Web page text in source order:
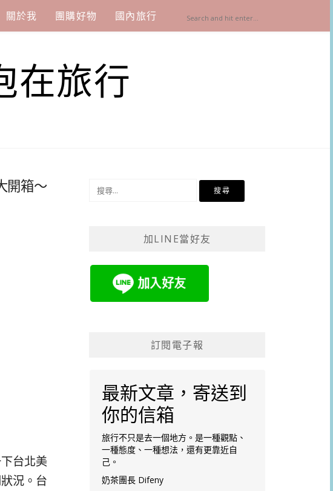
關於我 團購好物 國內旅行
在旅行
開箱～
台北美
況。台
加LINE當好友
訂閱電子報
最新文章，寄送到
你的信箱
旅行不只是去一個地方。是一種觀點、
一種態度、一種想法，還有更靠近自
己。
奶茶團長 Difeny